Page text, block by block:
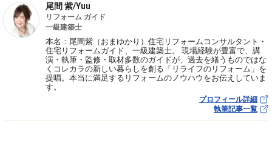
尾間 紫/Yuu
リフォーム ガイド
一級建築士
本名：尾間紫（おまゆかり）住宅リフォームコンサルタント・
住宅リフォームガイド、一級建築士。 現場経験が豊富で、講
演・執筆・監修・取材多数のガイドが、過去を繕うものではな
くコレカラの新しい暮らしを創る「リライフのリフォーム」を
提唱。本当に満足するリフォームのノウハウをお伝えしていま
す。
プロフィール詳細
執筆記事一覧